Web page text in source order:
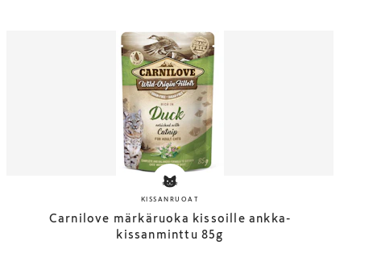
KISSANRUOAT
Carnilove märkäruoka kissoille ankka-
kissanminttu 85g